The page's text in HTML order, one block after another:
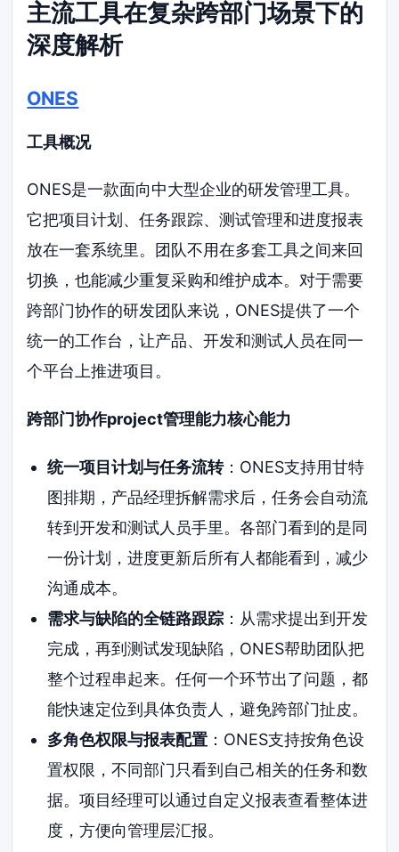
主流工具在复杂跨部门场景下的
深度解析
ONES
工具概况
ONES是一款面向中大型企业的研发管理工具。
它把项目计划、任务跟踪、测试管理和进度报表
放在一套系统里。团队不用在多套工具之间来回
切换，也能减少重复采购和维护成本。对于需要
跨部门协作的研发团队来说，ONES提供了一个
统一的工作台，让产品、开发和测试人员在同一
个平台上推进项目。
跨部门协作project管理能力核心能力
统一项目计划与任务流转：ONES支持用甘特
图排期，产品经理拆解需求后，任务会自动流
转到开发和测试人员手里。各部门看到的是同
一份计划，进度更新后所有人都能看到，减少
沟通成本。
需求与缺陷的全链路跟踪：从需求提出到开发
完成，再到测试发现缺陷，ONES帮助团队把
整个过程串起来。任何一个环节出了问题，都
能快速定位到具体负责人，避免跨部门扯皮。
多角色权限与报表配置：ONES支持按角色设
置权限，不同部门只看到自己相关的任务和数
据。项目经理可以通过自定义报表查看整体进
度，方便向管理层汇报。